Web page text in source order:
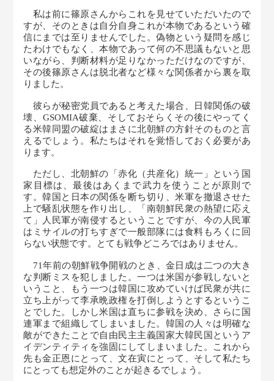
私は前に篠原さんからこれを見せていただいたので
すが、そのときは自分自身これが本物であるという確
信にまでは至りませんでした。偽物という疑問を感じ
たわけでもなく、本物であって何の不思議もないと思
いながら、判断材料が足りなかっただけなのですが、
その後篠原さんは脱北者など様々な関係者から裏を取
りました。
彼らが秘密党員であると考えた場合、日韓関係の破
壊、GSOMIA破棄、そしておそらくその後にやってく
る米韓同盟の破綻はまさに北朝鮮の方針そのものと言
えるでしょう。私たちはそれを覚悟しておく必要があ
ります。
ただし、北朝鮮の「赤化（共産化）統一」という国
家目標は、最後はあくまで武力を使うことが原則で
す。韓国と日本の関係を断ち切り、米軍を撤退させた
上で騒乱状態を作り出し、「南朝鮮民衆の熱望に応え
て」人民軍が南侵するということですが、今の人民軍
はミサイルの打ちすぎで一般部隊には食料もろくに回
らない状態です。とても戦争どころではありません。
71年前の朝鮮戦争開戦のとき、金日成は二つの大き
な判断ミスを犯しました。一つは米国が参戦しないと
いうこと、もう一つは韓国に攻めていけば民衆が共に
立ち上がって李承晩政権を打倒しようとするというこ
とでした。しかし米国は直ちに参戦を決め、さらに国
連軍まで組織してしまいました。韓国の人々は明確な
敵ができたことで自由民主主義国家大韓民国というア
イデンティティを強固にしてしまいました。これから
先も金正恩にとって、文在寅にとって、そして私たち
にとっても想定外のことが起きるでしょう。